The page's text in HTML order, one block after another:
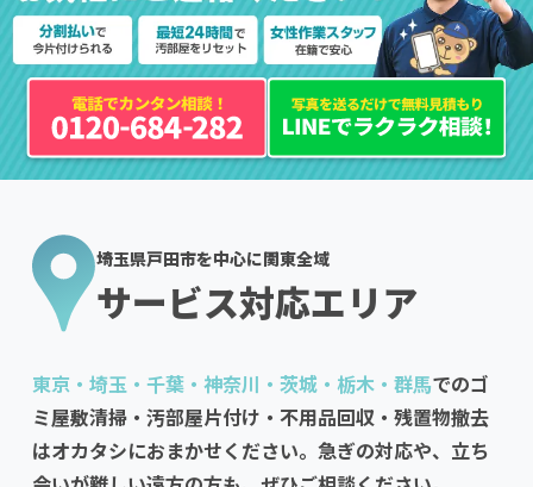
埼玉県戸田市を中心に関東全域
サービス対応エリア
東京・埼玉・千葉・神奈川・茨城・栃木・群馬でのゴ
ミ屋敷清掃・汚部屋片付け・不用品回収・残置物撤去
はオカタシにおまかせください。急ぎの対応や、立ち